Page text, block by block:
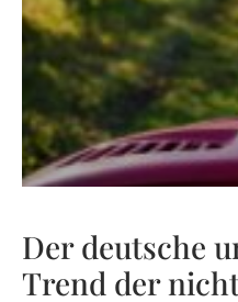
Der deutsche
Trend der